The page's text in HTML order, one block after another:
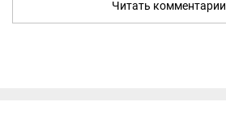
Читать комментарии